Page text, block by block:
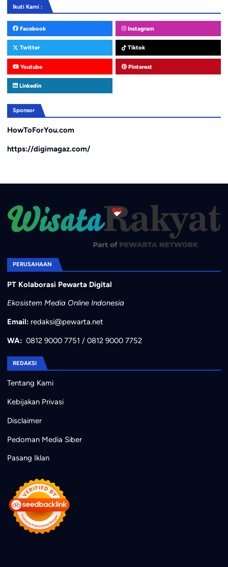
Ikuti Kami :
Facebook Instagram
Twitter Tiktok
Youtube Pinterest
Linkedin
Sponsor
HowToForYou.com
https://digimagaz.com/
PERUSAHAAN
PT Kolaborasi Pewarta Digital
Ekosistem Media Online Indonesia
Email: redaksi@pewarta.net
WA: 0812 9000 7751 / 0812 9000 7752
REDAKSI
Tentang Kami
Kebijakan Privasi
Disclaimer
Pedoman Media Siber
Pasang Iklan